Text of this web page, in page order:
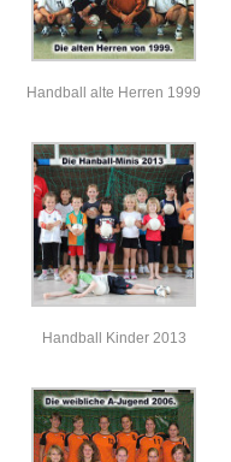
Handball alte Herren 1999
Handball Kinder 2013